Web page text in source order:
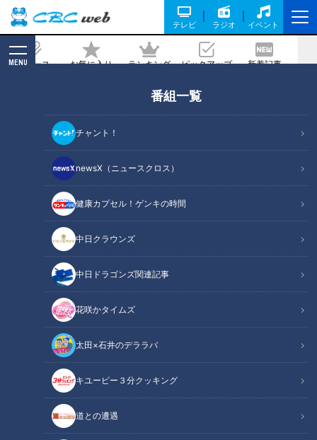
テレビ ラジオ イベント
ニュース お気に入り ランキング ピックアップ 新着記事
MENU
番組一覧
チャント！
newsX（ニュースクロス）
健康カプセル！ゲンキの時間
中日クラウンズ
中日ドラゴンズ関連記事
花咲かタイムズ
太田×石井のデララバ
キユーピー３分クッキング
道との遭遇
た福永裕基内野手の原点は“悔しさがす
べて”
記事に戻る
「サンデードラゴンズ」より福永裕基選手(C)CBCテレビ